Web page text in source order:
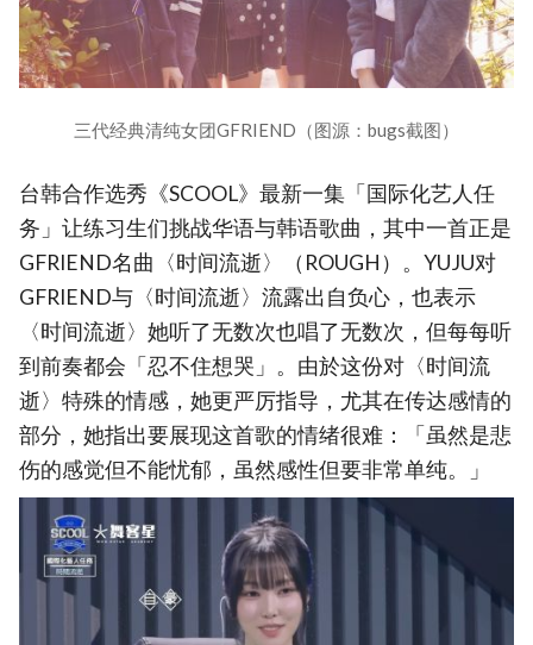
三代经典清纯女团GFRIEND（图源：bugs截图）
台韩合作选秀《SCOOL》最新一集「国际化艺人任
务」让练习生们挑战华语与韩语歌曲，其中一首正是
GFRIEND名曲〈时间流逝〉（ROUGH）。YUJU对
GFRIEND与〈时间流逝〉流露出自负心，也表示
〈时间流逝〉她听了无数次也唱了无数次，但每每听
到前奏都会「忍不住想哭」。由於这份对〈时间流
逝〉特殊的情感，她更严厉指导，尤其在传达感情的
部分，她指出要展现这首歌的情绪很难：「虽然是悲
伤的感觉但不能忧郁，虽然感性但要非常单纯。」